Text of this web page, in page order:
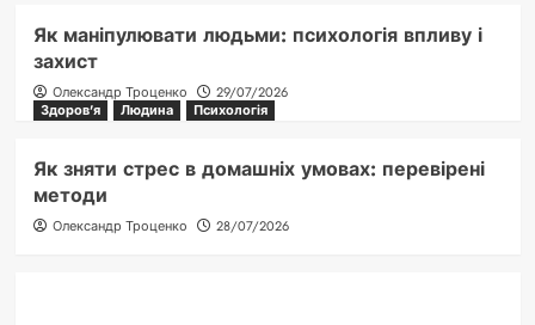
Як маніпулювати людьми: психологія впливу і
захист
Олександр Троценко
29/07/2026
Здоров'я
Людина Психологія
Як зняти стрес в домашніх умовах: перевірені
методи
Олександр Троценко 28/07/2026